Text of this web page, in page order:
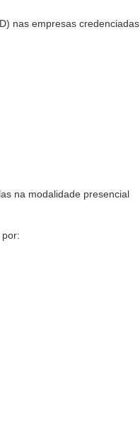
nas empresas credenciadas
na modalidade presencial